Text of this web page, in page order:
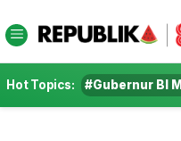
Hot Topics: #Gubernur BI